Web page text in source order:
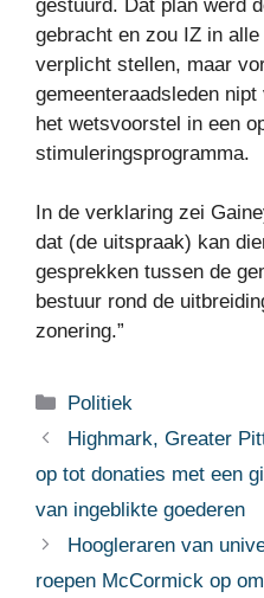
gestuurd. Dat plan werd
gebracht en zou IZ in
verplicht stellen, maar
gemeenteraadsleden
het wetsvoorstel in een
stimuleringsprogramma.
In de verklaring zei
dat (de uitspraak) kan
gesprekken tussen de
bestuur rond de
zonering.”
Categorieën
Politiek
Highmark, Greater
op tot donaties met een
van ingeblikte goederen
Hoogleraren van
roepen McCormick op